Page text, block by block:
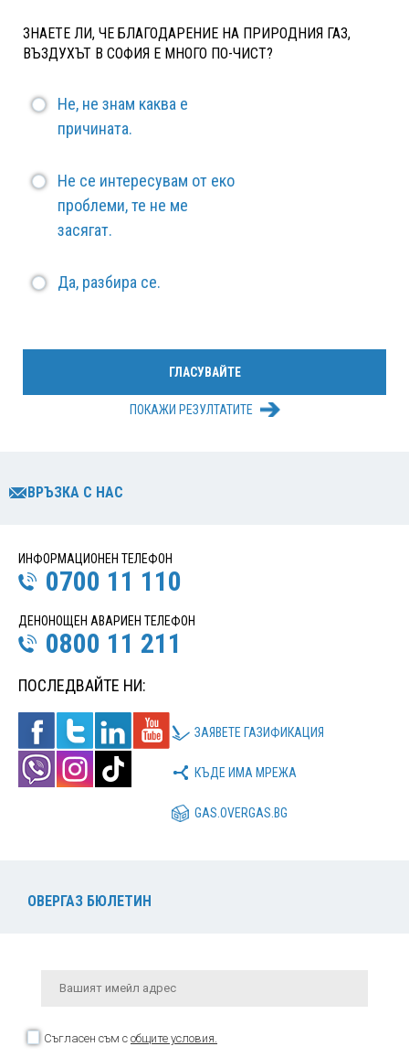
ЗНАЕТЕ ЛИ, ЧЕ БЛАГОДАРЕНИЕ НА ПРИРОДНИЯ ГАЗ,
ВЪЗДУХЪТ В СОФИЯ Е МНОГО ПО-ЧИСТ?
Не, не знам каква е
причината.
Не се интересувам от еко
проблеми, те не ме
засягат.
Да, разбира се.
ПОКАЖИ РЕЗУЛТАТИТЕ
ВРЪЗКА С НАС
ИНФОРМАЦИОНЕН ТЕЛЕФОН
0700 11 110
ДЕНОНОЩЕН АВАРИЕН ТЕЛЕФОН
0800 11 211
ПОСЛЕДВАЙТЕ НИ:
ЗАЯВЕТЕ ГАЗИФИКАЦИЯ
КЪДЕ ИМА МРЕЖА
GAS.OVERGAS.BG
ОВЕРГАЗ БЮЛЕТИН
Съгласен съм с общите условия.